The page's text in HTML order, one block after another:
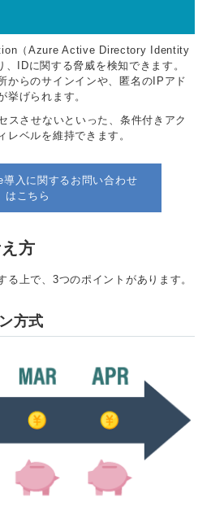
（Azure Active Directory Identity
IDに関する脅威を検知できます。
からのサインインや、匿名のIPアド
挙げられます。
スさせないといった、条件付きアク
レベルを維持できます。
入に関するお問い合わせ
はこちら
方
る上で、3つのポイントがあります。
方式